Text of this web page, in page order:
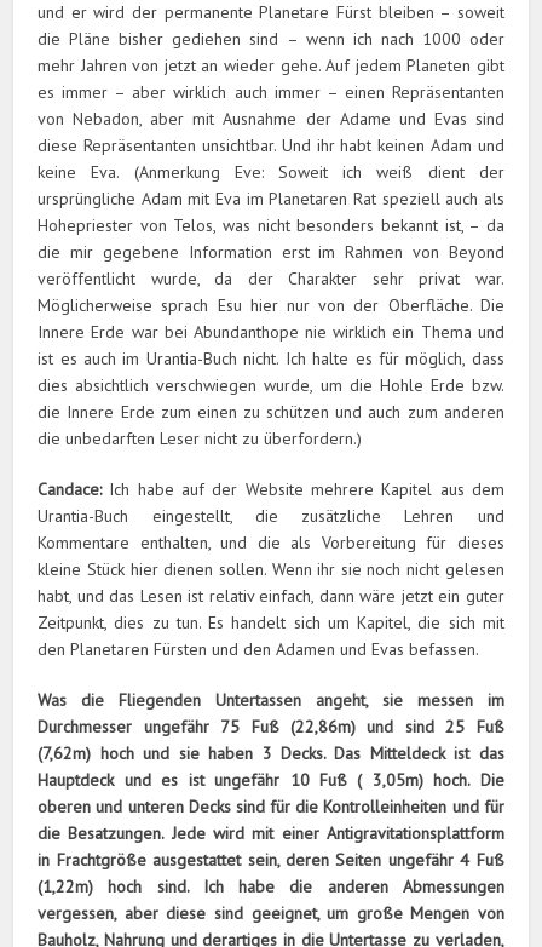
und er wird der permanente Planetare Fürst bleiben – soweit
die Pläne bisher gediehen sind – wenn ich nach 1000 oder
mehr Jahren von jetzt an wieder gehe. Auf jedem Planeten gibt
es immer – aber wirklich auch immer – einen Repräsentanten
von Nebadon, aber mit Ausnahme der Adame und Evas sind
diese Repräsentanten unsichtbar. Und ihr habt keinen Adam und
keine Eva. (Anmerkung Eve: Soweit ich weiß dient der
ursprüngliche Adam mit Eva im Planetaren Rat speziell auch als
Hohepriester von Telos, was nicht besonders bekannt ist, – da
die mir gegebene Information erst im Rahmen von Beyond
veröffentlicht wurde, da der Charakter sehr privat war.
Möglicherweise sprach Esu hier nur von der Oberfläche. Die
Innere Erde war bei Abundanthope nie wirklich ein Thema und
ist es auch im Urantia-Buch nicht. Ich halte es für möglich, dass
dies absichtlich verschwiegen wurde, um die Hohle Erde bzw.
die Innere Erde zum einen zu schützen und auch zum anderen
die unbedarften Leser nicht zu überfordern.)
Candace:Ich habe auf der Website mehrere Kapitel aus dem
Urantia-Buch eingestellt, die zusätzliche Lehren und
Kommentare enthalten, und die als Vorbereitung für dieses
kleine Stück hier dienen sollen. Wenn ihr sie noch nicht gelesen
habt, und das Lesen ist relativ einfach, dann wäre jetzt ein guter
Zeitpunkt, dies zu tun. Es handelt sich um Kapitel, die sich mit
den Planetaren Fürsten und den Adamen und Evas befassen.
Was die Fliegenden Untertassen angeht, sie messen im
Durchmesser ungefähr 75 Fuß (22,86m) und sind 25 Fuß
(7,62m) hoch und sie haben 3 Decks. Das Mitteldeck ist das
Hauptdeck und es ist ungefähr 10 Fuß ( 3,05m) hoch. Die
oberen und unteren Decks sind für die Kontrolleinheiten und für
die Besatzungen. Jede wird mit einer Antigravitationsplattform
in Frachtgröße ausgestattet sein, deren Seiten ungefähr 4 Fuß
(1,22m) hoch sind. Ich habe die anderen Abmessungen
vergessen, aber diese sind geeignet, um große Mengen von
Bauholz, Nahrung und derartiges in die Untertasse zu verladen,